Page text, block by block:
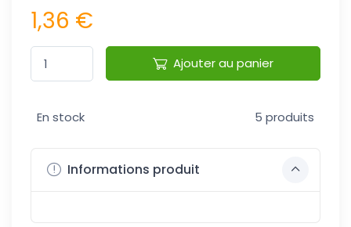
1,36 €
Ajouter au panier
En stock 5 produits
Informations produit